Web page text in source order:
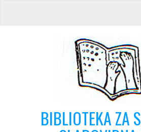
BIBLIOTEKA ZA